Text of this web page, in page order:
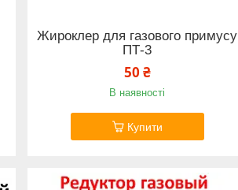
Жироклер для газового примусу
ПТ-3
50 ₴
В наявності
Купити